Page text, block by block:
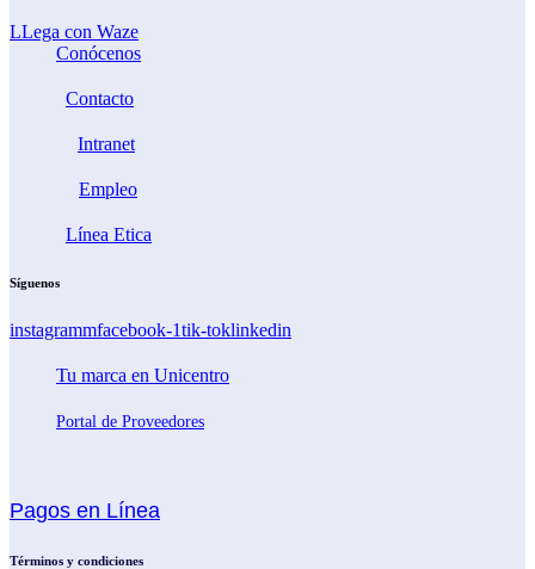
LLega con Waze
Conócenos
Contacto
Intranet
Empleo
Línea Etica
Síguenos
instagrammfacebook-1tik-toklinkedin
Tu marca en Unicentro
Portal de Proveedores
Pagos en Línea
Términos y condiciones